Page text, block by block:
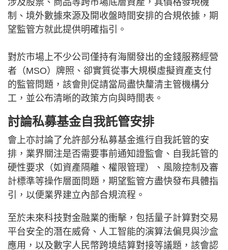
涉及股票、商品等跨市場底層資產，其價格發現機
制、境外數據來源及開收盤時間安排的合規依據，期
望監管方就此提供明確指引。
對於市場上不少公司僅持有海關發出的金錢服務經營
者（MSO）牌照、卻實質從事大規模虛擬資產支付
的監管問題，該會則促請當局盡快釐清主管機構分
工，並公布清晰的政策方向與時間表。
討論私募基金自我託管安排
會上亦討論了允許部分私募基金進行自我託管的安
排，業界關注是否需要事前通知證監會、自我託管的
硬性要求（如資產隔離、權限管理）、風險控制及審
計標準等操作層面問題，期望監管方盡快發布具體指
引，以便業界建立內部合規流程。
至於未來科技對金融業的衝擊，包括量子計算對交易
平台安全的潛在威脅、人工智能的演算法偏見與沙盒
應用，以及數字人民幣跨境結算對接等議題，該會認